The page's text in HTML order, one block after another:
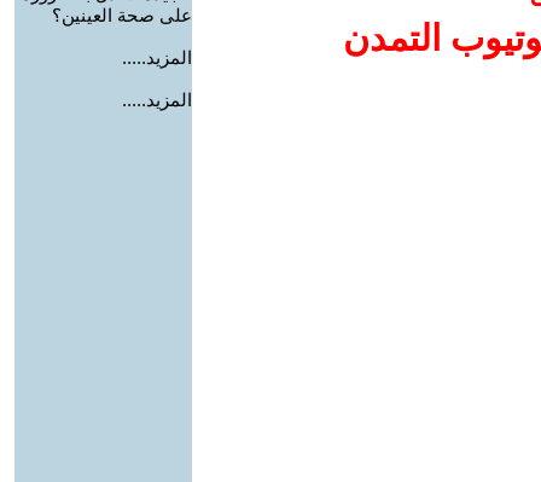
التمدن
على صحة العينين؟
المزيد.....
المزيد.....